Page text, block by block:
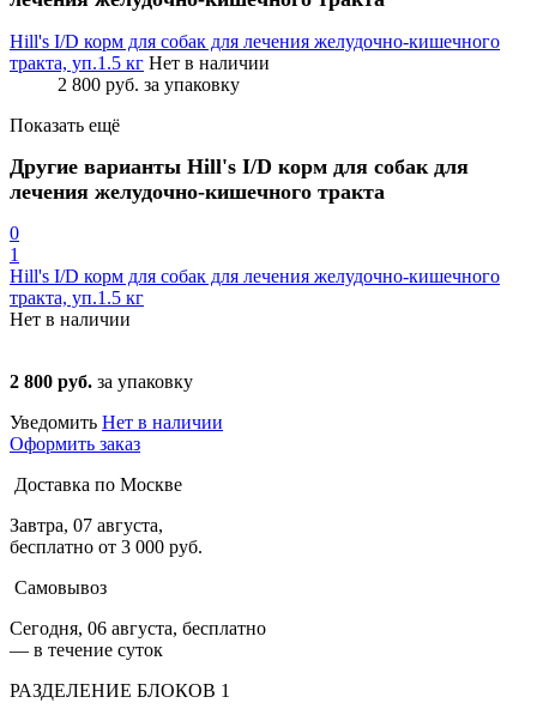
Hill's I/D корм для собак для лечения желудочно-кишечного
тракта, уп.1.5 кг Нет в наличии
2 800 руб. за упаковку
Показать ещё
Другие варианты Hill's I/D корм для собак для
лечения желудочно-кишечного тракта
0
1
Hill's I/D корм для собак для лечения желудочно-кишечного
тракта, уп.1.5 кг
Нет в наличии
2 800 руб. за упаковку
Уведомить Нет в наличии
Оформить заказ
Доставка по Москве
Завтра, 07 августа,
бесплатно от 3 000 руб.
Самовывоз
Сегодня, 06 августа, бесплатно
— в течение суток
РАЗДЕЛЕНИЕ БЛОКОВ 1